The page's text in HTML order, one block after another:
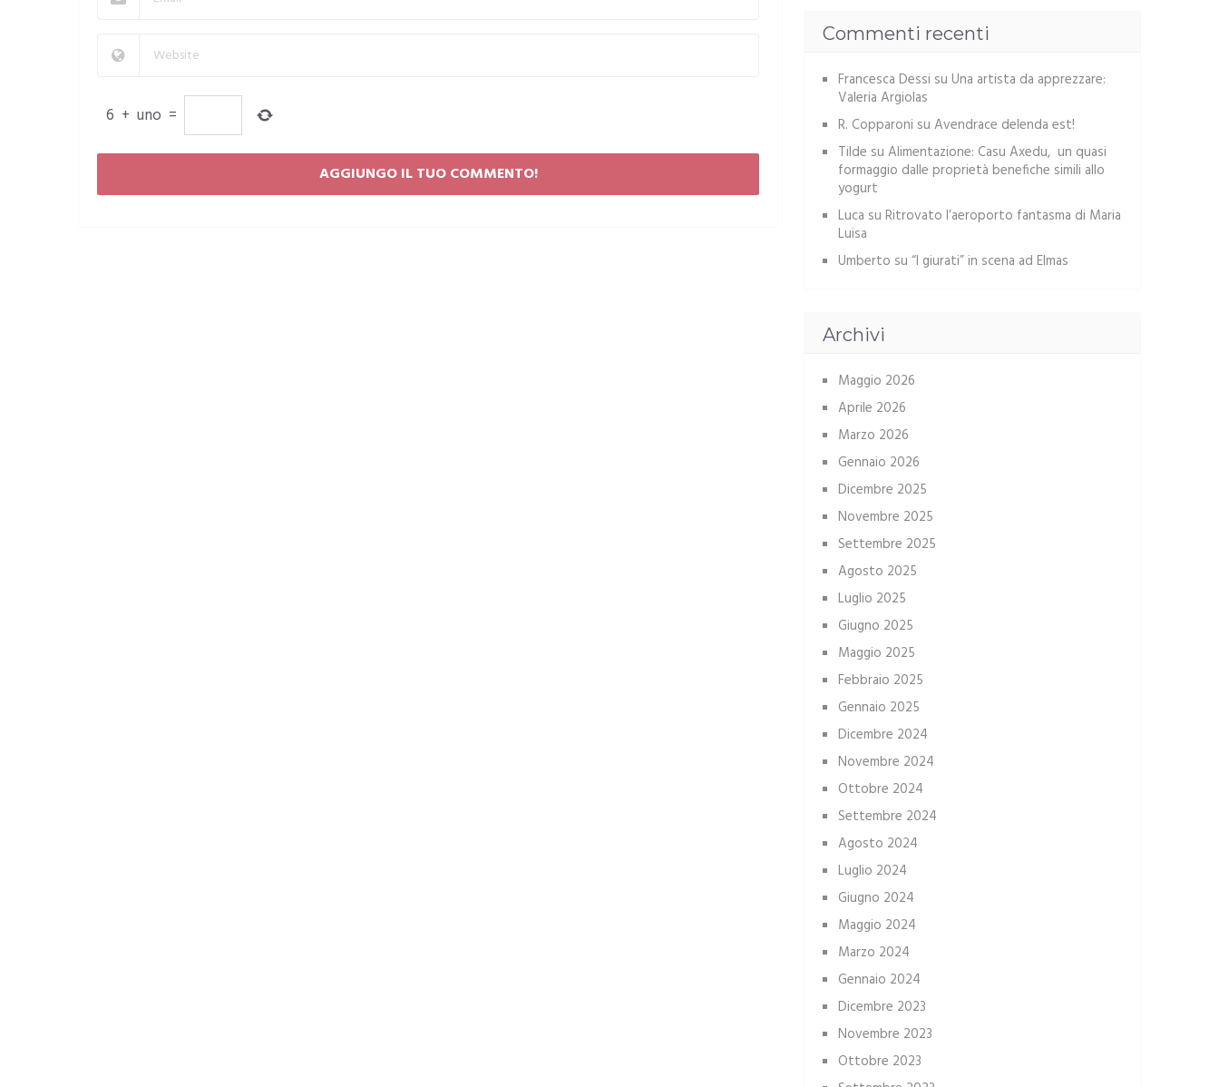
6 + uno =
Commenti recenti
Francesca Dessi su Una artista da apprezzare:
Valeria Argiolas
R. Copparoni su Avendrace delenda est!
Tilde su Alimentazione: Casu Axedu, un quasi
formaggio dalle proprietà benefiche simili allo
yogurt
Luca su Ritrovato l’aeroporto fantasma di Maria
Luisa
Umberto su “I giurati” in scena ad Elmas
Archivi
Maggio 2026
Aprile 2026
Marzo 2026
Gennaio 2026
Dicembre 2025
Novembre 2025
Settembre 2025
Agosto 2025
Luglio 2025
Giugno 2025
Maggio 2025
Febbraio 2025
Gennaio 2025
Dicembre 2024
Novembre 2024
Ottobre 2024
Settembre 2024
Agosto 2024
Luglio 2024
Giugno 2024
Maggio 2024
Marzo 2024
Gennaio 2024
Dicembre 2023
Novembre 2023
Ottobre 2023